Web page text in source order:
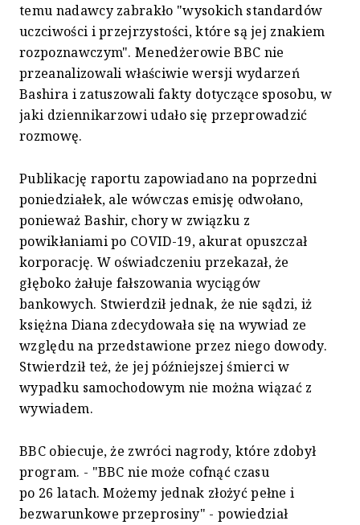
temu nadawcy zabrakło "wysokich standardów
uczciwości i przejrzystości, które są jej znakiem
rozpoznawczym". Menedżerowie BBC nie
przeanalizowali właściwie wersji wydarzeń
Bashira i zatuszowali fakty dotyczące sposobu, w
jaki dziennikarzowi udało się przeprowadzić
rozmowę.
Publikację raportu zapowiadano na poprzedni
poniedziałek, ale wówczas emisję odwołano,
ponieważ Bashir, chory w związku z
powikłaniami po COVID-19, akurat opuszczał
korporację. W oświadczeniu przekazał, że
głęboko żałuje fałszowania wyciągów
bankowych. Stwierdził jednak, że nie sądzi, iż
księżna Diana zdecydowała się na wywiad ze
względu na przedstawione przez niego dowody.
Stwierdził też, że jej późniejszej śmierci w
wypadku samochodowym nie można wiązać z
wywiadem.
BBC obiecuje, że zwróci nagrody, które zdobył
program. - "BBC nie może cofnąć czasu
po 26 latach. Możemy jednak złożyć pełne i
bezwarunkowe przeprosiny" - powiedział